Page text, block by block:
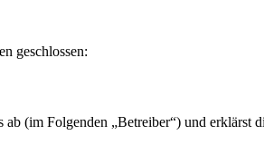
geschlossen:
(im Folgenden „Betreiber“) und erklärst